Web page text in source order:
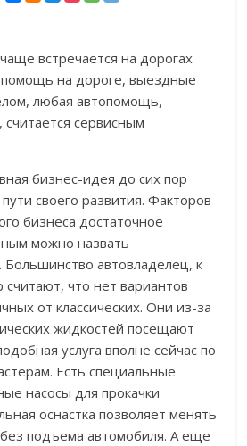
встречается на дорогах
на дороге, выездные
любая автопомощь,
считается сервисным
бизнес-идея до сих пор
своего развития. Факторов
бизнеса достаточное
можно назвать
Большинство автовладелец, к
что нет вариантов
от классических. Они из-за
жидкостей посещают
услуга вполне сейчас по
Есть специальные
насосы для прокачки
оснастка позволяет менять
подъема автомобиля. А еще